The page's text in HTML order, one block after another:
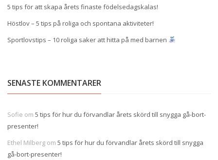
5 tips för att skapa årets finaste födelsedagskalas!
Höstlov – 5 tips på roliga och spontana aktiviteter!
Sportlovstips – 10 roliga saker att hitta på med barnen
SENASTE KOMMENTARER
Sofie om 5 tips för hur du förvandlar årets skörd till snygga gå-bort-
presenter!
Ethel Milberg om 5 tips för hur du förvandlar årets skörd till snygga
gå-bort-presenter!